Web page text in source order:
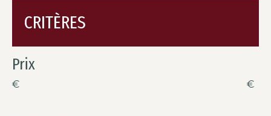
CRITÈRES
Prix
€ €